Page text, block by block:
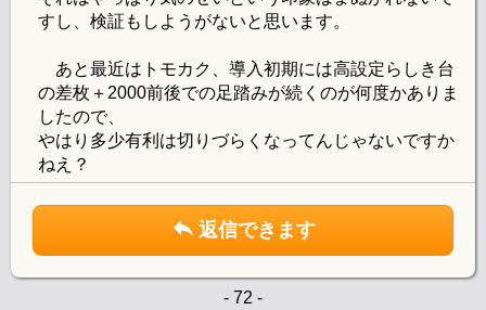
すし、検証もしようがないと思います。
あと最近はトモカク、導入初期には高設定らしき台
の差枚＋2000前後での足踏みが続くのが何度かありま
したので、
やはり多少有利は切りづらくなってんじゃないですか
ねえ？
返信できます
- 72 -